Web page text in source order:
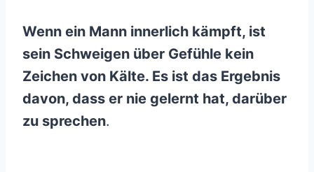
Wenn ein Mann innerlich kämpft, ist
sein Schweigen über Gefühle kein
Zeichen von Kälte. Es ist das Ergebnis
davon, dass er nie gelernt hat, darüber
zu sprechen.